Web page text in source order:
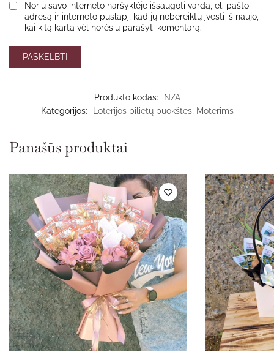
Noriu savo interneto naršyklėje išsaugoti vardą, el. pašto
adresą ir interneto puslapį, kad jų nebereiktų įvesti iš naujo,
kai kitą kartą vėl norėsiu parašyti komentarą.
Produkto kodas:
N/A
Kategorijos:
Loterijos bilietų puokštės, Moterims
Panašūs produktai